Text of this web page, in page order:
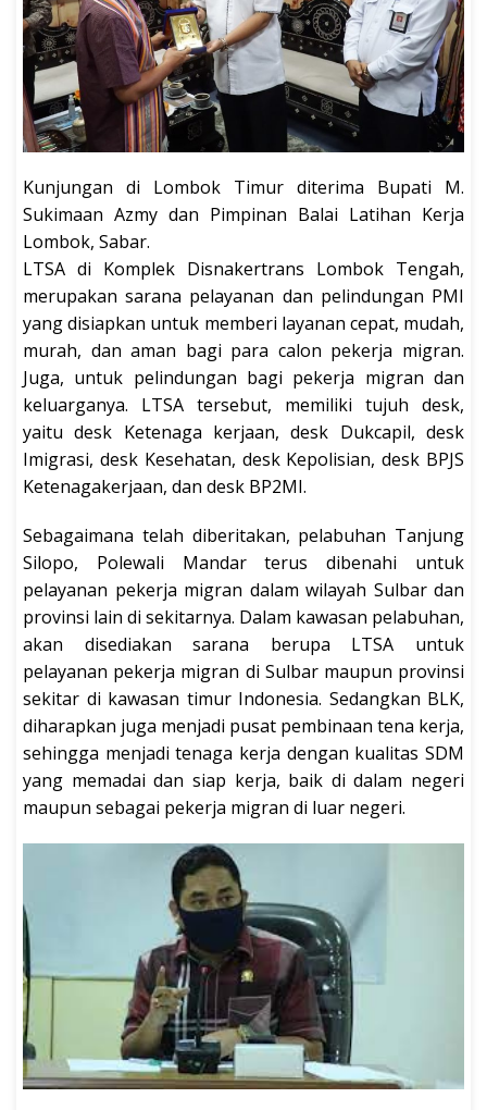
Kunjungan di Lombok Timur diterima Bupati M.
Sukimaan Azmy dan Pimpinan Balai Latihan Kerja
Lombok, Sabar.
LTSA di Komplek Disnakertrans Lombok Tengah,
merupakan sarana pelayanan dan pelindungan PMI
yang disiapkan untuk memberi layanan cepat, mudah,
murah, dan aman bagi para calon pekerja migran.
Juga, untuk pelindungan bagi pekerja migran dan
keluarganya. LTSA tersebut, memiliki tujuh desk,
yaitu desk Ketenaga kerjaan, desk Dukcapil, desk
Imigrasi, desk Kesehatan, desk Kepolisian, desk BPJS
Ketenagakerjaan, dan desk BP2MI.
Sebagaimana telah diberitakan, pelabuhan Tanjung
Silopo, Polewali Mandar terus dibenahi untuk
pelayanan pekerja migran dalam wilayah Sulbar dan
provinsi lain di sekitarnya. Dalam kawasan pelabuhan,
akan disediakan sarana berupa LTSA untuk
pelayanan pekerja migran di Sulbar maupun provinsi
sekitar di kawasan timur Indonesia. Sedangkan BLK,
diharapkan juga menjadi pusat pembinaan tena kerja,
sehingga menjadi tenaga kerja dengan kualitas SDM
yang memadai dan siap kerja, baik di dalam negeri
maupun sebagai pekerja migran di luar negeri.